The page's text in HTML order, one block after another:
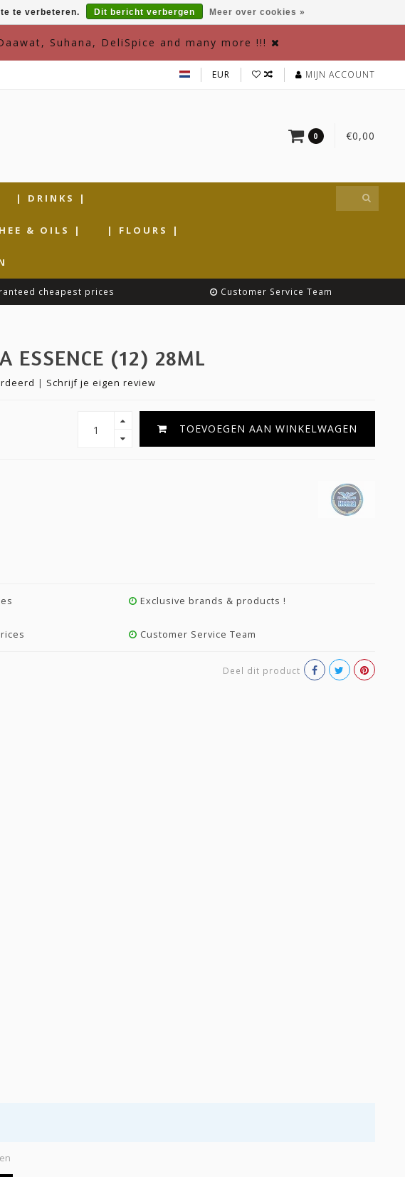
Suhana, DeliSpice and many more !!!
EUR MIJN ACCOUNT
0 €0,00
| DRINKS |
& OILS | | FLOURS |
cheapest prices Customer Service Team
ESSENCE (12) 28ML
| Schrijf je eigen review
TOEVOEGEN AAN WINKELWAGEN
Exclusive brands & products !
Customer Service Team
Deel dit product
te verbeteren. Dit bericht verbergen Meer over cookies »